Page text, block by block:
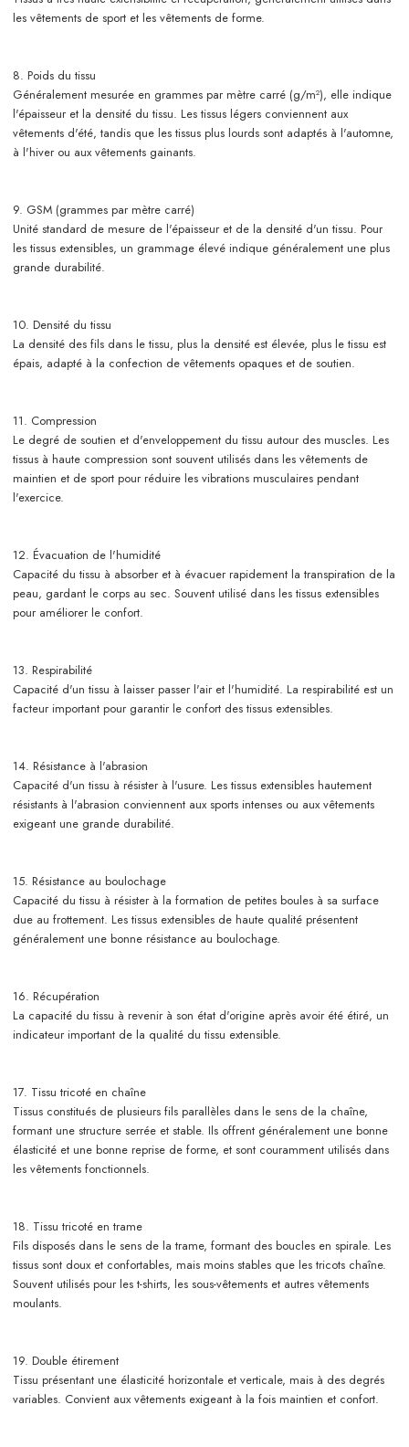
les vêtements de sport et les vêtements de forme.
8. Poids du tissu
Généralement mesurée en grammes par mètre carré (g/m²), elle indique
l'épaisseur et la densité du tissu. Les tissus légers conviennent aux
vêtements d'été, tandis que les tissus plus lourds sont adaptés à l'automne,
à l'hiver ou aux vêtements gainants.
9. GSM (grammes par mètre carré)
Unité standard de mesure de l'épaisseur et de la densité d'un tissu. Pour
les tissus extensibles, un grammage élevé indique généralement une plus
grande durabilité.
10. Densité du tissu
La densité des fils dans le tissu, plus la densité est élevée, plus le tissu est
épais, adapté à la confection de vêtements opaques et de soutien.
11. Compression
Le degré de soutien et d'enveloppement du tissu autour des muscles. Les
tissus à haute compression sont souvent utilisés dans les vêtements de
maintien et de sport pour réduire les vibrations musculaires pendant
l'exercice.
12. Évacuation de l'humidité
Capacité du tissu à absorber et à évacuer rapidement la transpiration de la
peau, gardant le corps au sec. Souvent utilisé dans les tissus extensibles
pour améliorer le confort.
13. Respirabilité
Capacité d'un tissu à laisser passer l'air et l'humidité. La respirabilité est un
facteur important pour garantir le confort des tissus extensibles.
14. Résistance à l'abrasion
Capacité d'un tissu à résister à l'usure. Les tissus extensibles hautement
résistants à l'abrasion conviennent aux sports intenses ou aux vêtements
exigeant une grande durabilité.
15. Résistance au boulochage
Capacité du tissu à résister à la formation de petites boules à sa surface
due au frottement. Les tissus extensibles de haute qualité présentent
généralement une bonne résistance au boulochage.
16. Récupération
La capacité du tissu à revenir à son état d'origine après avoir été étiré, un
indicateur important de la qualité du tissu extensible.
17. Tissu tricoté en chaîne
Tissus constitués de plusieurs fils parallèles dans le sens de la chaîne,
formant une structure serrée et stable. Ils offrent généralement une bonne
élasticité et une bonne reprise de forme, et sont couramment utilisés dans
les vêtements fonctionnels.
18. Tissu tricoté en trame
Fils disposés dans le sens de la trame, formant des boucles en spirale. Les
tissus sont doux et confortables, mais moins stables que les tricots chaîne.
Souvent utilisés pour les t-shirts, les sous-vêtements et autres vêtements
moulants.
19. Double étirement
Tissu présentant une élasticité horizontale et verticale, mais à des degrés
variables. Convient aux vêtements exigeant à la fois maintien et confort.